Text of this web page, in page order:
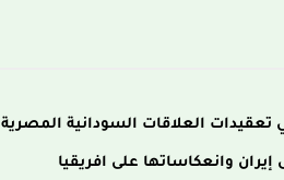
تعقيدات العلاقات السودانية المصرية
إيران وانعكاساتها على افريقيا